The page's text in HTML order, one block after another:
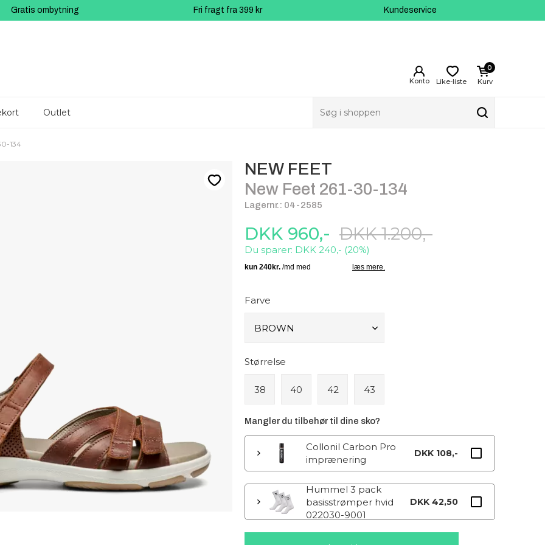
Gratis ombytning Fri fragt fra 399 kr Kundeservice
Kurv
0
Like-liste
Outlet
134
NEW FEET
New Feet 261-30-134
Lagernr.: 04-2585
DKK 1.200,-
Du sparer: DKK 240,- (20%)
DKK 960,-
Farve
Størrelse
38 40 42 43
Mangler du tilbehør til dine sko?
Collonil Carbon Pro
imprænering
DKK 108,-
Hummel 3 pack
basisstrømper hvid
022030-9001
DKK 42,50